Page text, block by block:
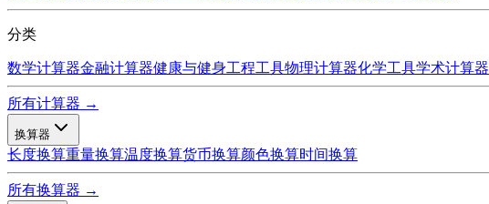
分类
数学计算器金融计算器健康与健身工程工具物理计算器化学工具学术计算器
所有计算器 →
换算器
长度换算重量换算温度换算货币换算颜色换算时间换算
所有换算器 →